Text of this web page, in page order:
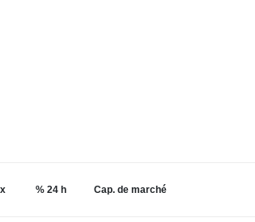
% 24 h Cap. de marché